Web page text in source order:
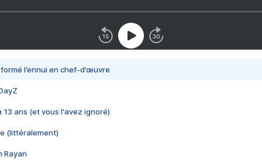
l’ennui en chef-d’œuvre
13 ans (et vous l'avez ignoré)
(littéralement)
Rayan